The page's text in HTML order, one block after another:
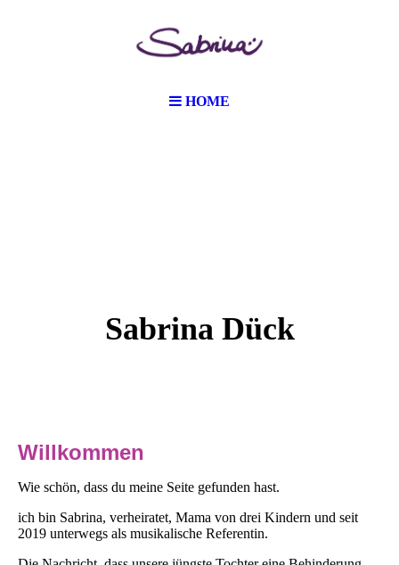
HOME
Sabrina Dück
Willkommen
Wie schön, dass du meine Seite gefunden hast.
ich bin Sabrina, verheiratet, Mama von drei Kindern und seit
2019 unterwegs als musikalische Referentin.